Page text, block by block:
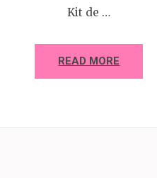
Kit de …
READ MORE